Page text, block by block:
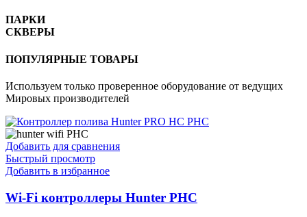
ПАРКИ
СКВЕРЫ
ПОПУЛЯРНЫЕ ТОВАРЫ
Используем только проверенное оборудование от ведущих
Мировых производителей
Добавить для сравнения
Быстрый просмотр
Добавить в избранное
Wi-Fi контроллеры Hunter PHC